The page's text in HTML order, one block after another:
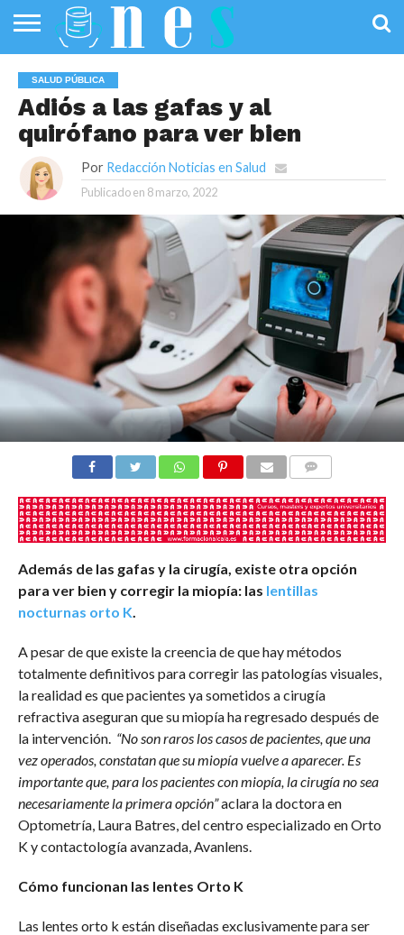
PÚBLICA
SANIDAD
INVESTIGACIÓN
ENTREVISTAS
PROFESIONALES
DE LA SALUD
INFOGRAFÍAS
DE SALUD
OPINIÓN
SALUD PÚBLICA
Adiós a las gafas y al
quirófano para ver bien
Por Redacción Noticias en Salud
Publicado en 8 marzo, 2022
Además de las gafas y la cirugía, existe otra opción
para ver bien y corregir la miopía: las lentillas
nocturnas orto K
A pesar de que existe la creencia de que hay métodos
totalmente definitivos para corregir las patologías visuales,
la realidad es que pacientes ya sometidos a cirugía
refractiva aseguran que su miopía ha regresado después de
la intervención. “No son raros los casos de pacientes, que una
vez operados, constatan que su miopía vuelve a aparecer. Es
importante que, para los pacientes con miopía, la cirugía no sea
necesariamente la primera opción”aclara la doctora en
Optometría, Laura Batres, del centro especializado en Orto
K y contactología avanzada, Avanlens.
Cómo funcionan las lentes Orto K
Las lentes orto k están diseñadas exclusivamente para ser